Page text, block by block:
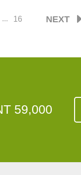
... 16 NEXT
59,000